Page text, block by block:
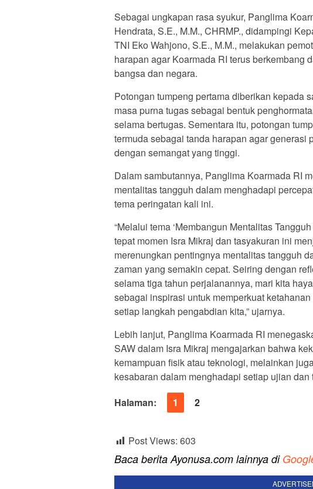
Sebagai ungkapan rasa syukur, Panglima
Hendrata, S.E., M.M., CHRMP., didampingi
TNI Eko Wahjono, S.E., M.M., melakukan
harapan agar Koarmada RI terus berkembang
bangsa dan negara.
Potongan tumpeng pertama diberikan kepada
masa purna tugas sebagai bentuk
selama bertugas. Sementara itu, potongan
termuda sebagai tanda harapan agar generasi
dengan semangat yang tinggi.
Dalam sambutannya, Panglima Koarmada RI
mentalitas tangguh dalam menghadapi
tema peringatan kali ini.
“Melalui tema ‘Membangun Mentalitas
tepat momen Isra Mikraj dan tasyakuran ini
merenungkan pentingnya mentalitas tangguh
zaman yang semakin cepat. Seiring dengan
selama tiga tahun perjalanannya, mari kita
sebagai inspirasi untuk memperkuat
setiap langkah pengabdian kita,” ujarnya.
Lebih lanjut, Panglima Koarmada RI
SAW dalam Isra Mikraj mengajarkan bahwa
kemampuan fisik atau teknologi, melainkan
kesabaran dalam menghadapi setiap ujian dan
Halaman:
1 2
Post Views: 603
Baca berita Ayonusa.com lainnya di